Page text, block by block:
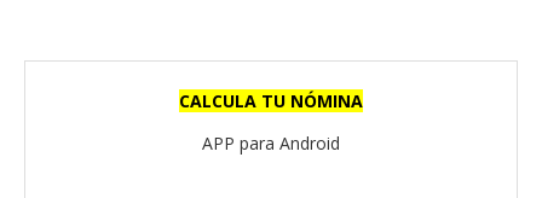
CALCULA TU NÓMINA
APP para Android